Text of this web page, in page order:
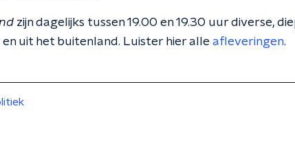
zijn dagelijks tussen 19.00 en 19.30 uur diverse,
uit het buitenland. Luister hier alle afleveringen.